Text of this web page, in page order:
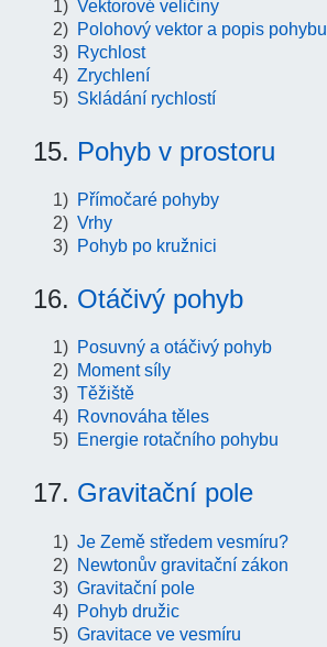
Vektorové veličiny
Polohový vektor a popis pohybu
Rychlost
Zrychlení
Skládání rychlostí
15. Pohyb v prostoru
Přímočaré pohyby
Vrhy
Pohyb po kružnici
16. Otáčivý pohyb
Posuvný a otáčivý pohyb
Moment síly
Těžiště
Rovnováha těles
Energie rotačního pohybu
17. Gravitační pole
Je Země středem vesmíru?
Newtonův gravitační zákon
Gravitační pole
Pohyb družic
Gravitace ve vesmíru